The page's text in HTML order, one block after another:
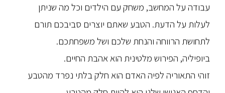
עבודה על המחשב, משחק עם הילדים וכל מה שניתן
לעלות על הדעת. הטבע שאתם יוצרים סביבכם תורם
לתחושת הרווחה והנחת שלכם ושל משפחתכם.
ביופיליה, הפירוש מלטינית הוא אהבת החיים.
זוהי התאוריה לפיה האדם הוא חלק בלתי נפרד מהטבע